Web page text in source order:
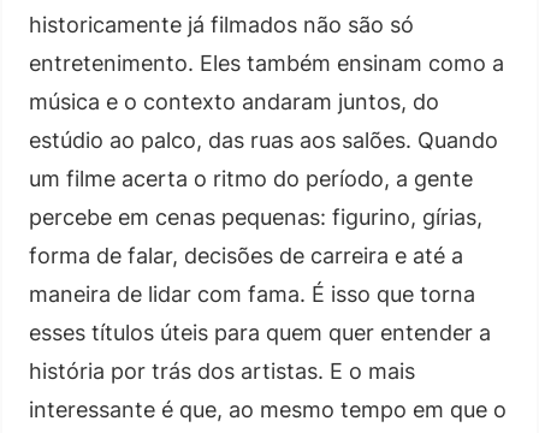
historicamente já filmados não são só
entretenimento. Eles também ensinam como a
música e o contexto andaram juntos, do
estúdio ao palco, das ruas aos salões. Quando
um filme acerta o ritmo do período, a gente
percebe em cenas pequenas: figurino, gírias,
forma de falar, decisões de carreira e até a
maneira de lidar com fama. É isso que torna
esses títulos úteis para quem quer entender a
história por trás dos artistas. E o mais
interessante é que, ao mesmo tempo em que o